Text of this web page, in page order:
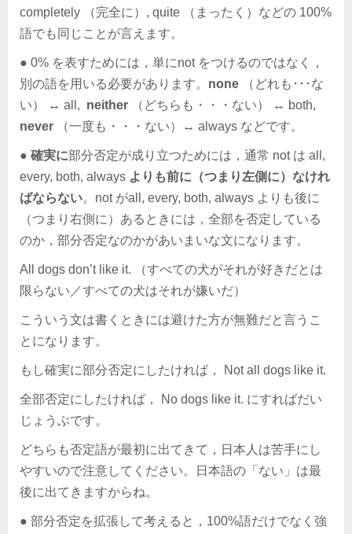
completely （完全に）, quite （まったく）などの 100%
語でも同じことが言えます。
● 0% を表すためには，単にnot をつけるのではなく，
別の語を用いる必要があります。 none （どれも･･･な
い） ↔ all, neither （どちらも・・・ない） ↔ both,
never （一度も・・・ない）↔ always などです。
● 確実に部分否定が成り立つためには，通常 not は all,
every, both, always よりも前に（つまり左側に）なけれ
ばならない。not がall, every, both, always よりも後に
（つまり右側に）あるときには，全部を否定している
のか，部分否定なのかがあいまいな文になります。
All dogs don’t like it. （すべての犬がそれが好きだとは
限らない／すべての犬はそれが嫌いだ）
こういう文は書くときには避けた方が無難だと言うこ
とになります。
もし確実に部分否定にしたければ， Not all dogs like it.
全部否定にしたければ， No dogs like it. にすればだい
じょうぶです。
どちらも否定語が最初に出てきて，日本人は苦手にし
やすいので注意してください。日本語の「ない」は最
後に出てきますからね。
● 部分否定を拡張して考えると，100%語だけでなく強